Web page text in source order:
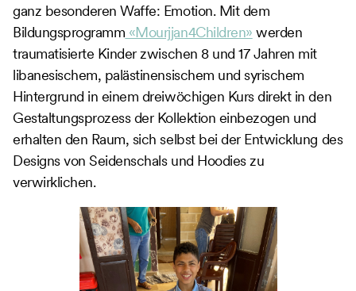
ganz besonderen Waffe: Emotion. Mit dem
Bildungsprogramm «Mourjjan4Children» werden
traumatisierte Kinder zwischen 8 und 17 Jahren mit
libanesischem, palästinensischem und syrischem
Hintergrund in einem dreiwöchigen Kurs direkt in den
Gestaltungsprozess der Kollektion einbezogen und
erhalten den Raum, sich selbst bei der Entwicklung des
Designs von Seidenschals und Hoodies zu
verwirklichen.